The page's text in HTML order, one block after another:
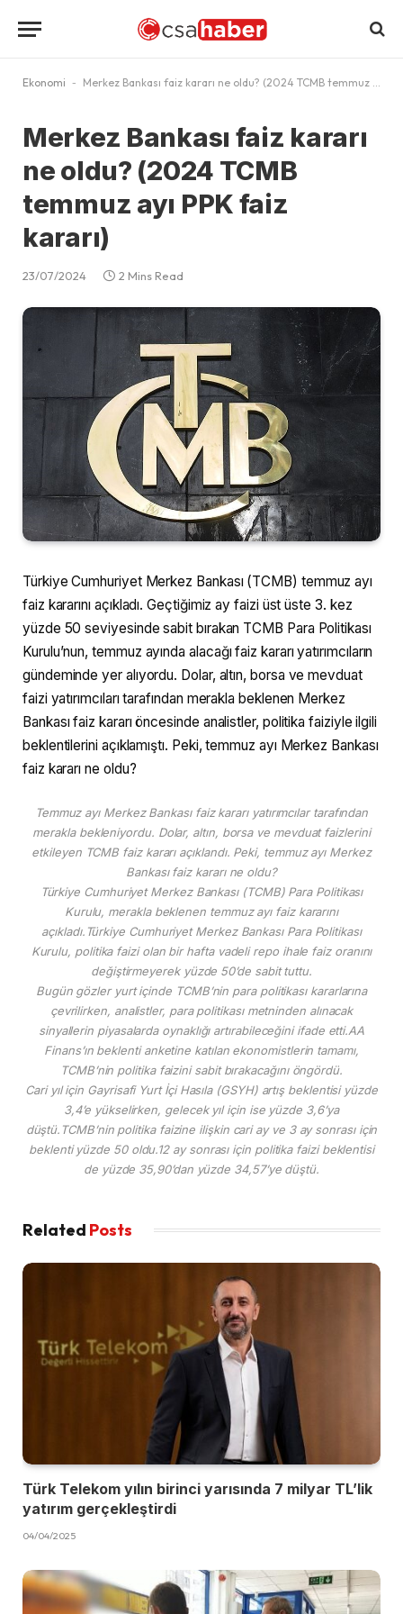
Ekonomi - Merkez Bankası faiz kararı ne oldu? (2024 TCMB temmuz ayı PPK faiz kararı)
Merkez Bankası faiz kararı
ne oldu? (2024 TCMB
temmuz ayı PPK faiz
kararı)
23/07/2024 2 Mins Read
Türkiye Cumhuriyet Merkez Bankası (TCMB) temmuz ayı
faiz kararını açıkladı. Geçtiğimiz ay faizi üst üste 3. kez
yüzde 50 seviyesinde sabit bırakan TCMB Para Politikası
Kurulu’nun, temmuz ayında alacağı faiz kararı yatırımcıların
gündeminde yer alıyordu. Dolar, altın, borsa ve mevduat
faizi yatırımcıları tarafından merakla beklenen Merkez
Bankası faiz kararı öncesinde analistler, politika faiziyle ilgili
beklentilerini açıklamıştı. Peki, temmuz ayı Merkez Bankası
faiz kararı ne oldu?
Temmuz ayı Merkez Bankası faiz kararı yatırımcılar tarafından
merakla bekleniyordu. Dolar, altın, borsa ve mevduat faizlerini
etkileyen TCMB faiz kararı açıklandı. Peki, temmuz ayı Merkez
Bankası faiz kararı ne oldu?
Türkiye Cumhuriyet Merkez Bankası (TCMB) Para Politikası
Kurulu, merakla beklenen temmuz ayı faiz kararını
açıkladı.Türkiye Cumhuriyet Merkez Bankası Para Politikası
Kurulu, politika faizi olan bir hafta vadeli repo ihale faiz oranını
değiştirmeyerek yüzde 50’de sabit tuttu.
Bugün gözler yurt içinde TCMB’nin para politikası kararlarına
çevrilirken, analistler, para politikası metninden alınacak
sinyallerin piyasalarda oynaklığı artırabileceğini ifade etti.AA
Finans’ın beklenti anketine katılan ekonomistlerin tamamı,
TCMB’nin politika faizini sabit bırakacağını öngördü.
Cari yıl için Gayrisafi Yurt İçi Hasıla (GSYH) artış beklentisi yüzde
3,4’e yükselirken, gelecek yıl için ise yüzde 3,6’ya
düştü.TCMB’nin politika faizine ilişkin cari ay ve 3 ay sonrası için
beklenti yüzde 50 oldu.12 ay sonrası için politika faizi beklentisi
de yüzde 35,90’dan yüzde 34,57’ye düştü.
Related Posts
Türk Telekom yılın birinci yarısında 7 milyar TL’lik
yatırım gerçekleştirdi
04/04/2025